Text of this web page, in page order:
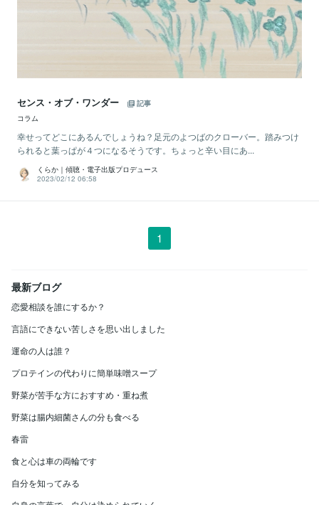
センス・オブ・ワンダー
記事
コラム
幸せってどこにあるんでしょうね？足元のよつばのクローバー。踏みつけ
られると葉っぱが４つになるそうです。ちょっと辛い目にあ...
くらか｜傾聴・電子出版プロデュース
2023/02/12 06:58
1
最新ブログ
恋愛相談を誰にするか？
言語にできない苦しさを思い出しました
運命の人は誰？
プロテインの代わりに簡単味噌スープ
野菜が苦手な方におすすめ・重ね煮
野菜は腸内細菌さんの分も食べる
春雷
食と心は車の両輪です
自分を知ってみる